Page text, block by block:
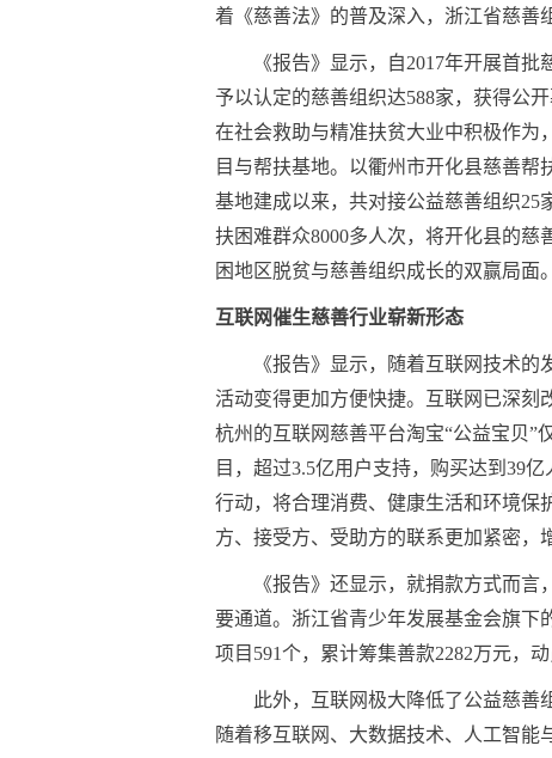
着《慈善法》的普及深入，浙江省慈善
《报告》显示，自2017年开展首
予以认定的慈善组织达588家，获得公
在社会救助与精准扶贫大业中积极作为
目与帮扶基地。以衢州市开化县慈善帮
基地建成以来，共对接公益慈善组织25
扶困难群众8000多人次，将开化县的
困地区脱贫与慈善组织成长的双赢局面。
互联网催生慈善行业崭新形态
《报告》显示，随着互联网技术
活动变得更加方便快捷。互联网已深刻
杭州的互联网慈善平台淘宝“公益宝贝”
目，超过3.5亿用户支持，购买达到39
行动，将合理消费、健康生活和环境保
方、接受方、受助方的联系更加紧密，
《报告》还显示，就捐款方式而
要通道。浙江省青少年发展基金会旗下
项目591个，累计筹集善款2282万元，
此外，互联网极大降低了公益慈善
随着移互联网、大数据技术、人工智